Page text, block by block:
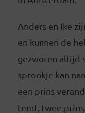
Anders en Ike
en kunnen de
gezworen altijd
sprookje kan
een prins
temt, twee